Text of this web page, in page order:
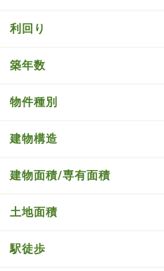
利回り
築年数
物件種別
建物構造
建物面積/専有面積
土地面積
駅徒歩